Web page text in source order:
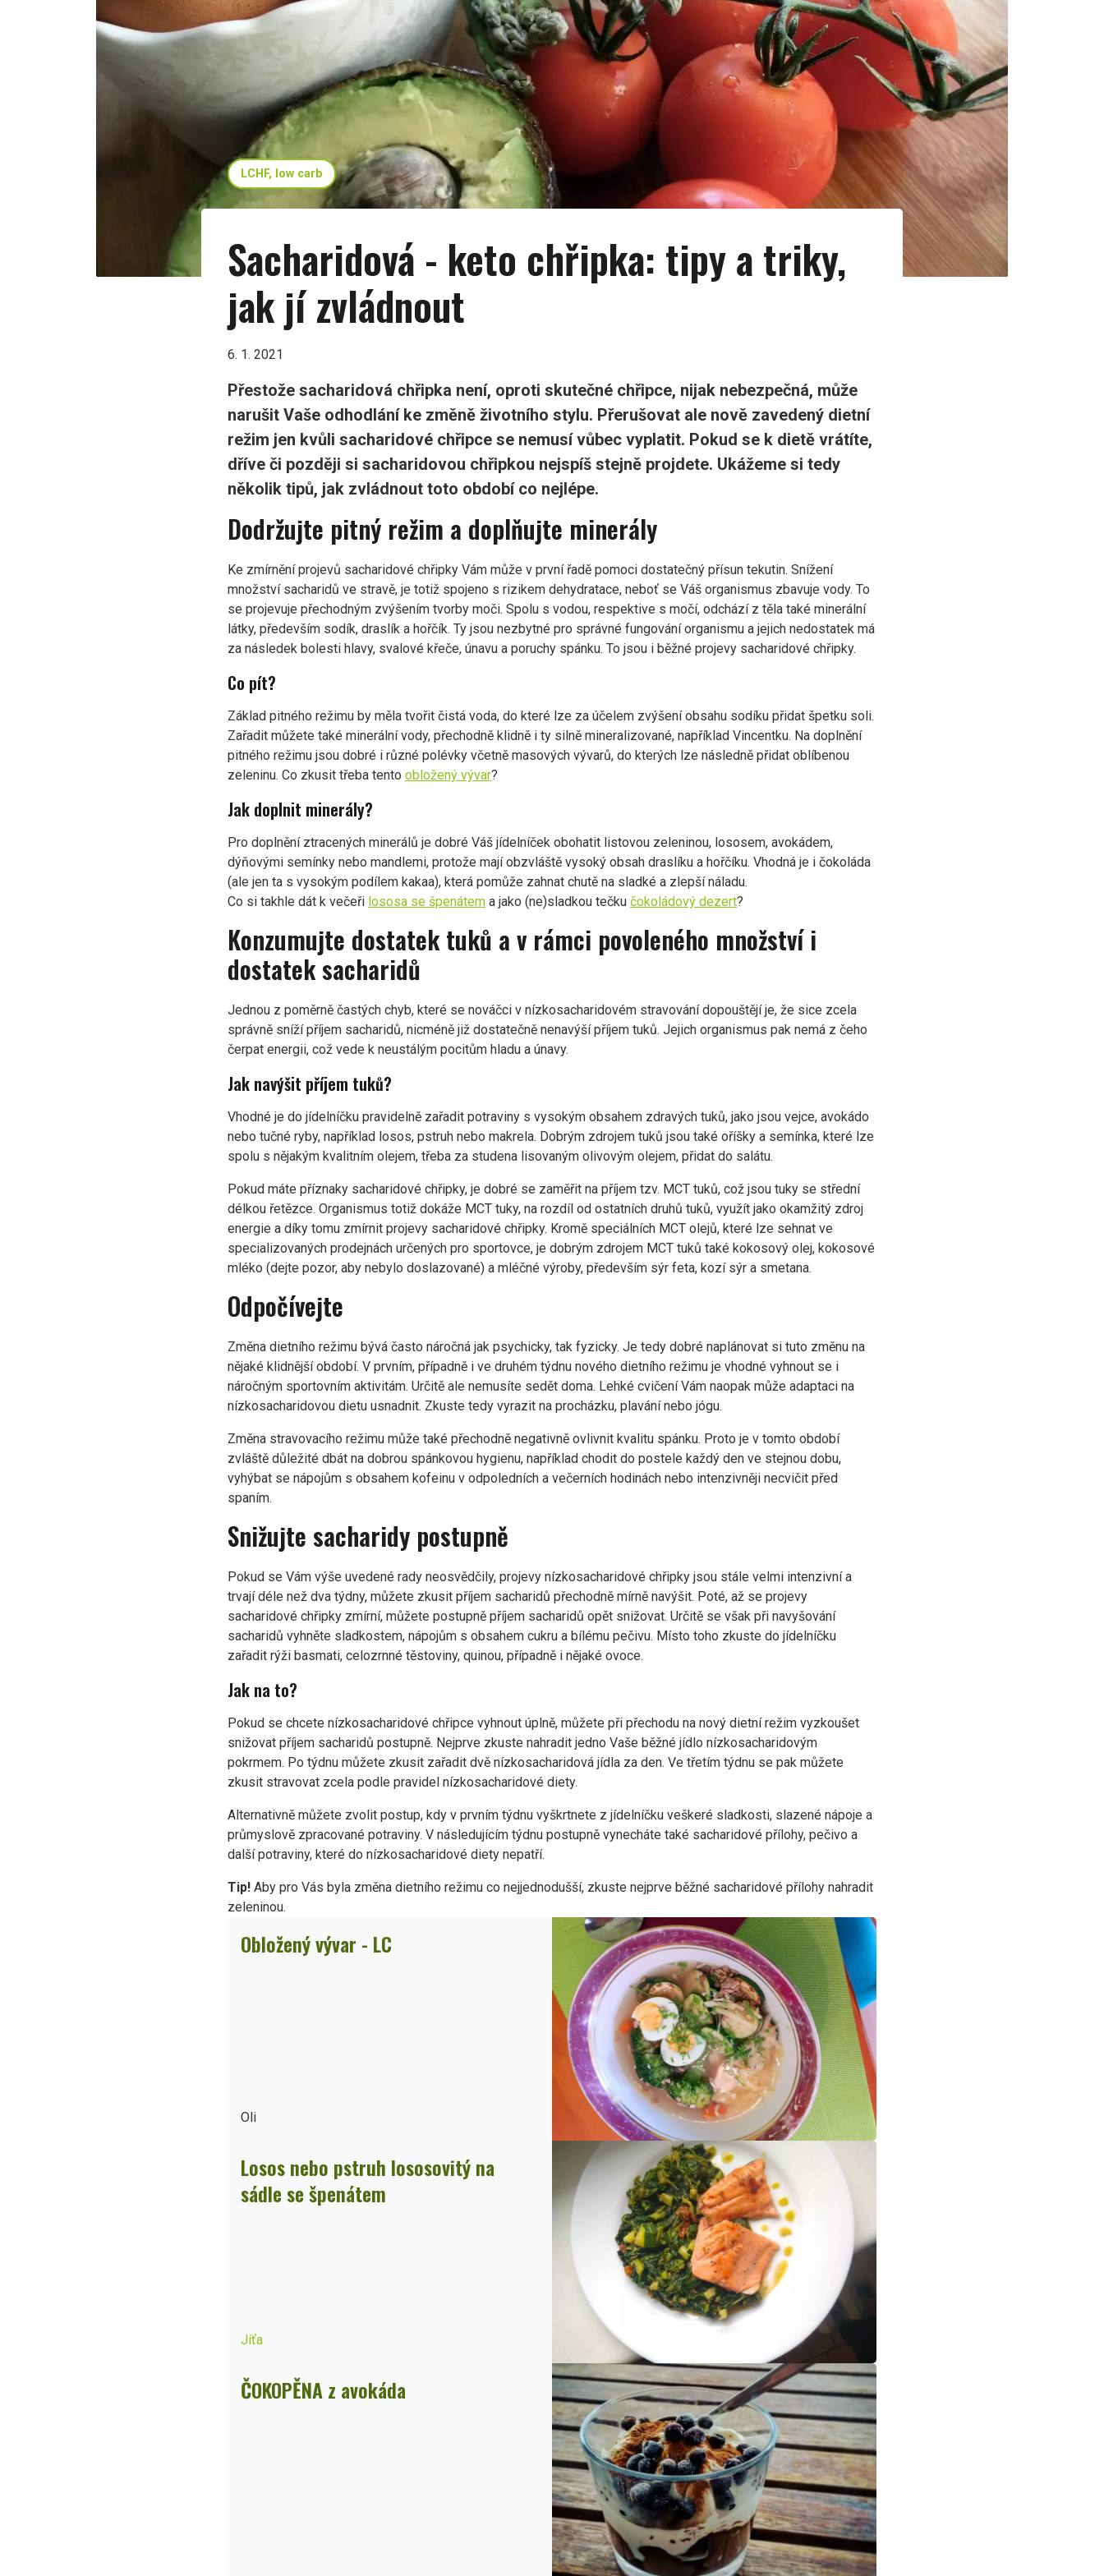
LCHF, low carb
Sacharidová - keto chřipka: tipy a triky,
jak jí zvládnout
6. 1. 2021
Přestože sacharidová chřipka není, oproti skutečné chřipce, nijak nebezpečná, může
narušit Vaše odhodlání ke změně životního stylu. Přerušovat ale nově zavedený dietní
režim jen kvůli sacharidové chřipce se nemusí vůbec vyplatit. Pokud se k dietě vrátíte,
dříve či později si sacharidovou chřipkou nejspíš stejně projdete. Ukážeme si tedy
několik tipů, jak zvládnout toto období co nejlépe.
Dodržujte pitný režim a doplňujte minerály
Ke zmírnění projevů sacharidové chřipky Vám může v první řadě pomoci dostatečný přísun tekutin. Snížení
množství sacharidů ve stravě, je totiž spojeno s rizikem dehydratace, neboť se Váš organismus zbavuje vody. To
se projevuje přechodným zvýšením tvorby moči. Spolu s vodou, respektive s močí, odchází z těla také minerální
látky, především sodík, draslík a hořčík. Ty jsou nezbytné pro správné fungování organismu a jejich nedostatek má
za následek bolesti hlavy, svalové křeče, únavu a poruchy spánku. To jsou i běžné projevy sacharidové chřipky.
Co pít?
Základ pitného režimu by měla tvořit čistá voda, do které lze za účelem zvýšení obsahu sodíku přidat špetku soli.
Zařadit můžete také minerální vody, přechodně klidně i ty silně mineralizované, například Vincentku. Na doplnění
pitného režimu jsou dobré i různé polévky včetně masových vývarů, do kterých lze následně přidat oblíbenou
zeleninu. Co zkusit třeba tento obložený vývar?
Jak doplnit minerály?
Pro doplnění ztracených minerálů je dobré Váš jídelníček obohatit listovou zeleninou, lososem, avokádem,
dýňovými semínky nebo mandlemi, protože mají obzvláště vysoký obsah draslíku a hořčíku. Vhodná je i čokoláda
(ale jen ta s vysokým podílem kakaa), která pomůže zahnat chutě na sladké a zlepší náladu.
Co si takhle dát k večeři lososa se špenátem a jako (ne)sladkou tečku čokoládový dezert?
Konzumujte dostatek tuků a v rámci povoleného množství i
dostatek sacharidů
Jednou z poměrně častých chyb, které se nováčci v nízkosacharidovém stravování dopouštějí je, že sice zcela
správně sníží příjem sacharidů, nicméně již dostatečně nenavýší příjem tuků. Jejich organismus pak nemá z čeho
čerpat energii, což vede k neustálým pocitům hladu a únavy.
Jak navýšit příjem tuků?
Vhodné je do jídelníčku pravidelně zařadit potraviny s vysokým obsahem zdravých tuků, jako jsou vejce, avokádo
nebo tučné ryby, například losos, pstruh nebo makrela. Dobrým zdrojem tuků jsou také oříšky a semínka, které lze
spolu s nějakým kvalitním olejem, třeba za studena lisovaným olivovým olejem, přidat do salátu.
Pokud máte příznaky sacharidové chřipky, je dobré se zaměřit na příjem tzv. MCT tuků, což jsou tuky se střední
délkou řetězce. Organismus totiž dokáže MCT tuky, na rozdíl od ostatních druhů tuků, využít jako okamžitý zdroj
energie a díky tomu zmírnit projevy sacharidové chřipky. Kromě speciálních MCT olejů, které lze sehnat ve
specializovaných prodejnách určených pro sportovce, je dobrým zdrojem MCT tuků také kokosový olej, kokosové
mléko (dejte pozor, aby nebylo doslazované) a mléčné výroby, především sýr feta, kozí sýr a smetana.
Odpočívejte
Změna dietního režimu bývá často náročná jak psychicky, tak fyzicky. Je tedy dobré naplánovat si tuto změnu na
nějaké klidnější období. V prvním, případně i ve druhém týdnu nového dietního režimu je vhodné vyhnout se i
náročným sportovním aktivitám. Určitě ale nemusíte sedět doma. Lehké cvičení Vám naopak může adaptaci na
nízkosacharidovou dietu usnadnit. Zkuste tedy vyrazit na procházku, plavání nebo jógu.
Změna stravovacího režimu může také přechodně negativně ovlivnit kvalitu spánku. Proto je v tomto období
zvláště důležité dbát na dobrou spánkovou hygienu, například chodit do postele každý den ve stejnou dobu,
vyhýbat se nápojům s obsahem kofeinu v odpoledních a večerních hodinách nebo intenzivněji necvičit před
spaním.
Snižujte sacharidy postupně
Pokud se Vám výše uvedené rady neosvědčily, projevy nízkosacharidové chřipky jsou stále velmi intenzivní a
trvají déle než dva týdny, můžete zkusit příjem sacharidů přechodně mírně navýšit. Poté, až se projevy
sacharidové chřipky zmírní, můžete postupně příjem sacharidů opět snižovat. Určitě se však při navyšování
sacharidů vyhněte sladkostem, nápojům s obsahem cukru a bílému pečivu. Místo toho zkuste do jídelníčku
zařadit rýži basmati, celozrnné těstoviny, quinou, případně i nějaké ovoce.
Jak na to?
Pokud se chcete nízkosacharidové chřipce vyhnout úplně, můžete při přechodu na nový dietní režim vyzkoušet
snižovat příjem sacharidů postupně. Nejprve zkuste nahradit jedno Vaše běžné jídlo nízkosacharidovým
pokrmem. Po týdnu můžete zkusit zařadit dvě nízkosacharidová jídla za den. Ve třetím týdnu se pak můžete
zkusit stravovat zcela podle pravidel nízkosacharidové diety.
Alternativně můžete zvolit postup, kdy v prvním týdnu vyškrtnete z jídelníčku veškeré sladkosti, slazené nápoje a
průmyslově zpracované potraviny. V následujícím týdnu postupně vynecháte také sacharidové přílohy, pečivo a
další potraviny, které do nízkosacharidové diety nepatří.
Tip! Aby pro Vás byla změna dietního režimu co nejjednodušší, zkuste nejprve běžné sacharidové přílohy nahradit
zeleninou.
Obložený vývar - LC
Oli
Losos nebo pstruh lososovitý na
sádle se špenátem
Jíťa
ČOKOPĚNA z avokáda